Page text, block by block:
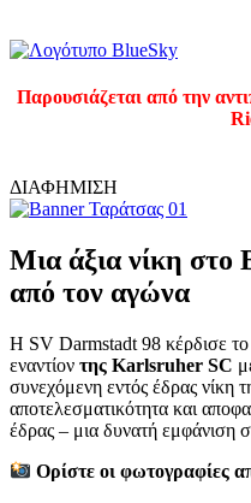
Παρουσιάζεται από την
ΔΙΑΦΗΜΙΣΗ
Μια άξια νίκη στο
από τον αγώνα
Η SV Darmstadt 98 κέρδισε το
εναντίον της Karlsruher SC
συνεχόμενη εντός έδρας νίκη
αποτελεσματικότητα και
έδρας – μια δυνατή εμφάνιση
Ορίστε οι φωτογραφίες